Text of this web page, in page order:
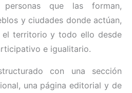
que las forman,
y ciudades donde actúan,
el territorio y todo ello desde
e igualitario.
con una sección
una página editorial y de